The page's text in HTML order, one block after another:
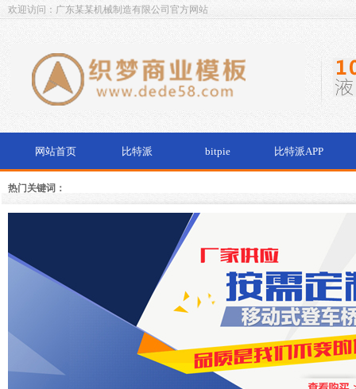
欢迎访问：广东某某机械制造有限公司官方网站
网站首页 比特派 bitpie 比特派APP
热门关键词：